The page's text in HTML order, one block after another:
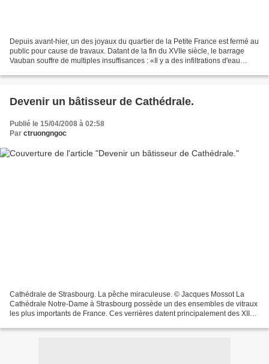
Depuis avant-hier, un des joyaux du quartier de la Petite France est fermé au
public pour cause de travaux. Datant de la fin du XVIIe siècle, le barrage
Vauban souffre de multiples insuffisances : «Il y a des infiltrations d'eau
Devenir un bâtisseur de Cathédrale.
Publié le 15/04/2008 à 02:58
Par ctruongngoc
Cathédrale de Strasbourg. La pêche miraculeuse. © Jacques Mossot La
Cathédrale Notre-Dame à Strasbourg possède un des ensembles de vitraux
les plus importants de France. Ces verrières datent principalement des XIIe,